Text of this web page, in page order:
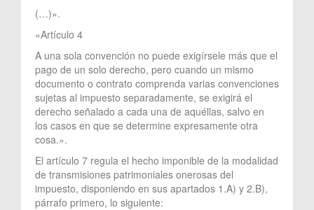
(…)».
«Artículo 4
A una sola convención no puede exigírsele más que el
pago de un solo derecho, pero cuando un mismo
documento o contrato comprenda varias convenciones
sujetas al impuesto separadamente, se exigirá el
derecho señalado a cada una de aquéllas, salvo en
los casos en que se determine expresamente otra
cosa.».
El artículo 7 regula el hecho imponible de la modalidad
de transmisiones patrimoniales onerosas del
impuesto, disponiendo en sus apartados 1.A) y 2.B),
párrafo primero, lo siguiente: